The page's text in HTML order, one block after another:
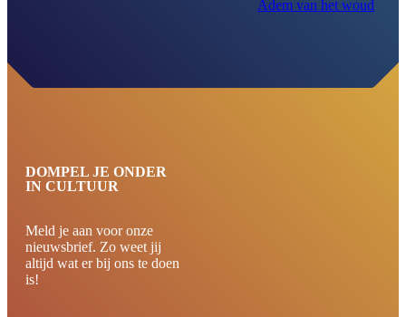
Adem van het woud
DOMPEL JE ONDER
IN CULTUUR
Meld je aan voor onze
nieuwsbrief. Zo weet jij
altijd wat er bij ons te doen
is!